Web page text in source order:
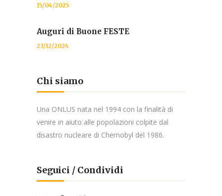
15/04/2025
Auguri di Buone FESTE
23/12/2024
Chi siamo
Una ONLUS nata nel 1994 con la finalità di
venire in aiuto alle popolazioni colpite dal
disastro nucleare di Chernobyl del 1986.
Seguici / Condividi